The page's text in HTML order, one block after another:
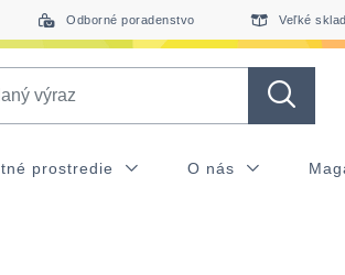
Odborné poradenstvo Veľké
prostredie O nás